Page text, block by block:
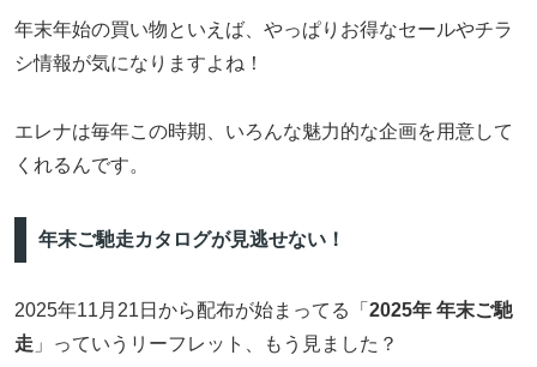
年末年始の買い物といえば、やっぱりお得なセールやチラ
シ情報が気になりますよね！
エレナは毎年この時期、いろんな魅力的な企画を用意して
くれるんです。
年末ご馳走カタログが見逃せない！
2025年11月21日から配布が始まってる「 2025年 年末ご馳
走 」っていうリーフレット、もう見ました？